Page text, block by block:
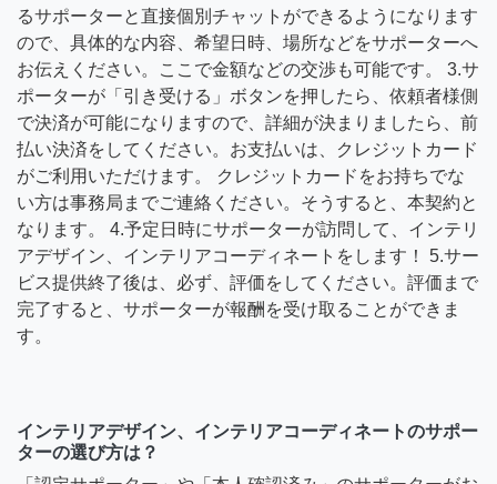
るサポーターと直接個別チャットができるようになります
ので、具体的な内容、希望日時、場所などをサポーターへ
お伝えください。ここで金額などの交渉も可能です。 3.サ
ポーターが「引き受ける」ボタンを押したら、依頼者様側
で決済が可能になりますので、詳細が決まりましたら、前
払い決済をしてください。お支払いは、クレジットカード
がご利用いただけます。 クレジットカードをお持ちでな
い方は事務局までご連絡ください。そうすると、本契約と
なります。 4.予定日時にサポーターが訪問して、インテリ
アデザイン、インテリアコーディネートをします！ 5.サー
ビス提供終了後は、必ず、評価をしてください。評価まで
完了すると、サポーターが報酬を受け取ることができま
す。
インテリアデザイン、インテリアコーディネートのサポー
ターの選び方は？